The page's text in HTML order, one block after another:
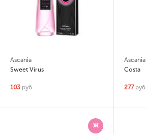
Ascania
Sweet Virus
103 руб.
Ascania
Costa
277 руб.
Ж